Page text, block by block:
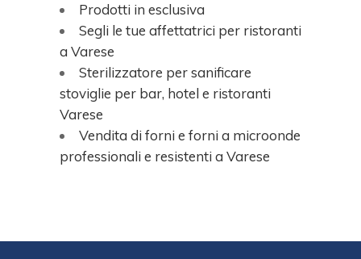
Prodotti in esclusiva
Segli le tue affettatrici per ristoranti
a Varese
Sterilizzatore per sanificare
stoviglie per bar, hotel e ristoranti
Varese
Vendita di forni e forni a microonde
professionali e resistenti a Varese